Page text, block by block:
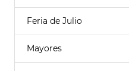
Feria de Julio
Mayores